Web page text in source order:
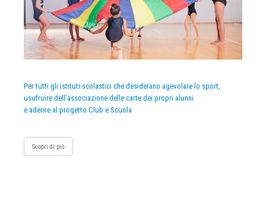
Per tutti gli istituti scolastici che desiderano agevolare lo sport,
usufruire dell’associazione delle carte dei propri alunni
e aderire al progetto Club e Scuola
Scopri di più